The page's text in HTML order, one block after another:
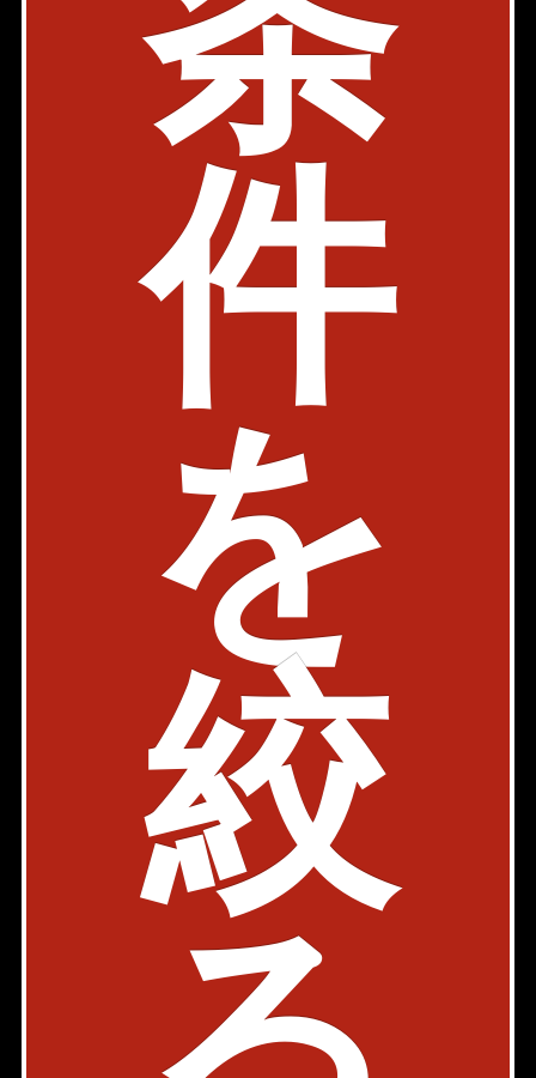
件
を
絞
物件詳細
菱和パレス秋葉原駅前
JR山手線 秋葉原駅 4分
東京都千代田区神田和泉町1-9-1
築年: 2000年11月
部屋件数: 0部屋
千代田区神田和泉町の賃貸マンション検索結果を一覧表示
しています。「賃料」、「間取り」、「面積」の条件を絞
り込んで検索する事が出来ます。
千代田区神田和泉町周辺の選りすぐり賃貸情報を見つけた
ら、お気軽にお問い合わせ下さい。
このエリアのお部屋探しは千代田麹町店が承ります！お気
軽にお問い合わせ下さい！
メールで問い合わせ chiyoda@axel-home.co.jp
〒102 - 0082
東京都千代田区一番町15-1 一番町ファーストビ
ルB階
03-6261-2451
Page Top